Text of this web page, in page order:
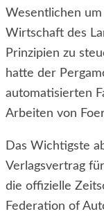
Wesentlichen
Wirtschaft des
Prinzipien zu
hatte der
automatisierten
Arbeiten von
Das Wichtigste
Verlagsvertrag
die offizielle
Federation of